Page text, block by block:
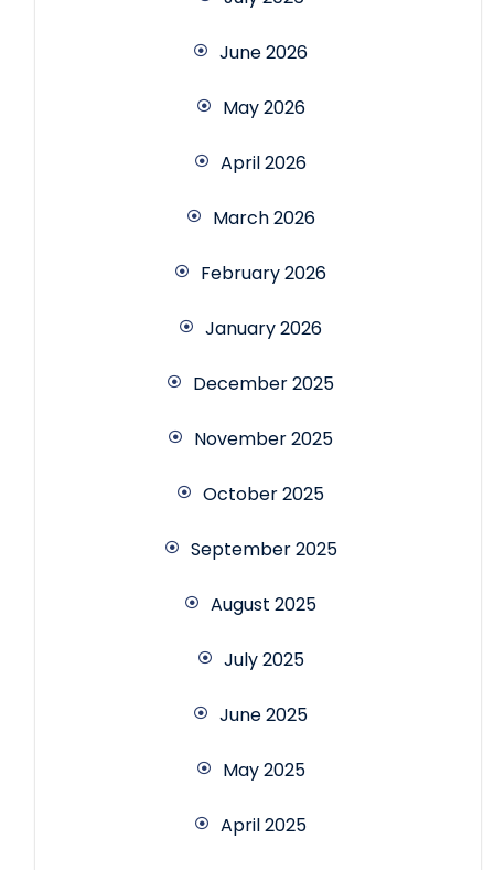
June 2026
May 2026
April 2026
March 2026
February 2026
January 2026
December 2025
November 2025
October 2025
September 2025
August 2025
July 2025
June 2025
May 2025
April 2025